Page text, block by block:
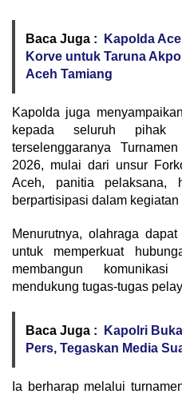
Baca Juga :
Kapolda
Korve untuk Taruna
Aceh Tamiang
Kapolda juga
kepada seluruh pihak
terselenggaranya
2026, mulai dari unsur
Aceh, panitia pelaksana,
berpartisipasi dalam kegiatan
Menurutnya, olahraga
untuk memperkuat
membangun
mendukung tugas-tugas
Baca Juga :
Kapolri
Pers, Tegaskan Media
Ia berharap melalui